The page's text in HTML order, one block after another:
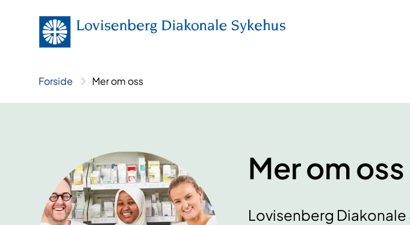
Forside Mer om oss
Mer om oss
Lovisenberg Diakonale